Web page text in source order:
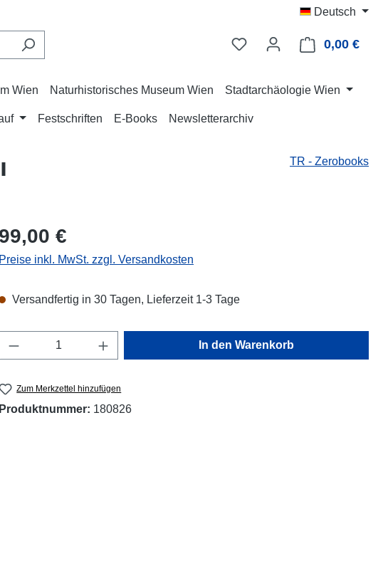
Deutsch
0,00 €
Wien Naturhistorisches Museum Wien Stadtarchäologie Wien
Festschriften E-Books Newsletterarchiv
TR - Zerobooks
Regulärer Preis:
99,00 €
Preise inkl. MwSt. zzgl. Versandkosten
Versandfertig in 30 Tagen, Lieferzeit 1-3 Tage
Produkt Anzahl: Gib den gewünschten Wert ein
In den Warenkorb
Zum Merkzettel hinzufügen
Produktnummer: 180826